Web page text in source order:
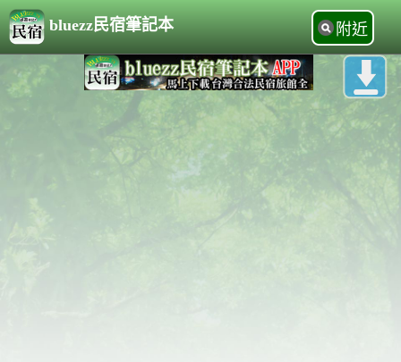
bluezz民宿筆記本 附近